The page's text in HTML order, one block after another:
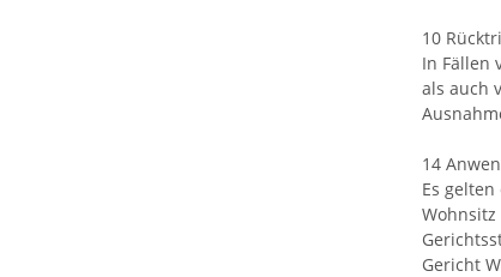
10
In Fällen
als auch
14
Es
Gericht